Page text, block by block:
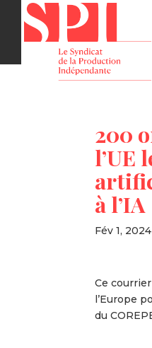
200
l’UE
à l’IA
Fév 1, 2024
Ce
l’Europe
du